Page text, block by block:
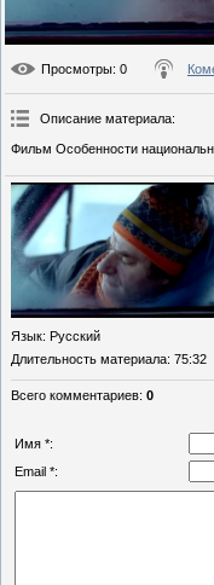
Просмотры: 0
Описание материала:
Фильм Особенности
Язык: Русский
Длительность материала: 75:32
Всего комментариев: 0
Имя *:
Email *: